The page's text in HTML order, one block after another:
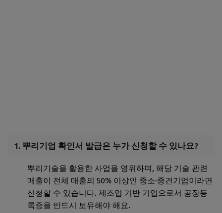
1. 뿌리기업 확인서 발급은 누가 신청할 수 있나요?
뿌리기술을 활용한 사업을 영위하며, 해당 기술 관련
매출이 전체 매출의 50% 이상인 중소·중견기업이라면
신청할 수 있습니다. 제조업 기반 기업으로서 공장등
록증을 반드시 보유해야 해요.